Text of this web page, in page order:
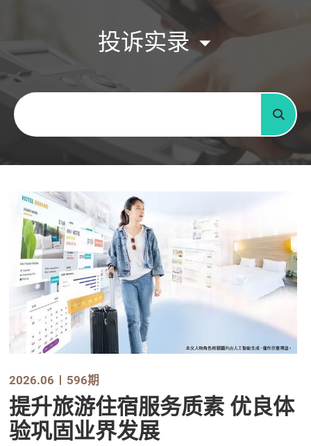
投诉实录
关键字
搜寻
2026.06 596期
提升旅游住宿服务质素 优良体
验巩固业界发展